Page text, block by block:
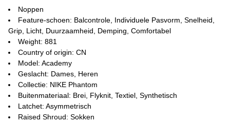
Noppen
Feature-schoen: Balcontrole, Individuele Pasvorm, Snelheid,
Grip, Licht, Duurzaamheid, Demping, Comfortabel
Weight: 881
Country of origin: CN
Model: Academy
Geslacht: Dames, Heren
Collectie: NIKE Phantom
Buitenmateriaal: Brei, Flyknit, Textiel, Synthetisch
Latchet: Asymmetrisch
Raised Shroud: Sokken